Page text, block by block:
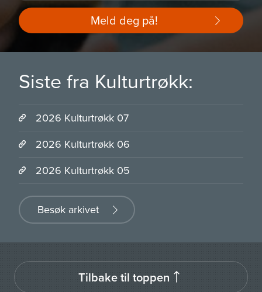
Meld deg på!
Siste fra Kulturtrøkk:
2026 Kulturtrøkk 07
2026 Kulturtrøkk 06
2026 Kulturtrøkk 05
Besøk arkivet
Tilbake til toppen